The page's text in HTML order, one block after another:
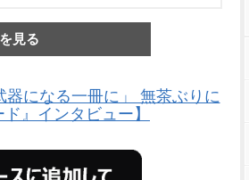
見る
になる一冊に」 無茶ぶりに
』インタビュー】